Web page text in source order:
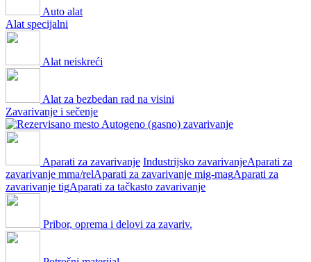
Auto alat
Alat specijalni
Alat neiskreći
Alat za bezbedan rad na visini
Zavarivanje i sečenje
Autogeno (gasno) zavarivanje
Aparati za zavarivanje Industrijsko zavarivanjeAparati za
zavarivanje mma/relAparati za zavarivanje mig-magAparati za
zavarivanje tigAparati za tačkasto zavarivanje
Pribor, oprema i delovi za zavariv.